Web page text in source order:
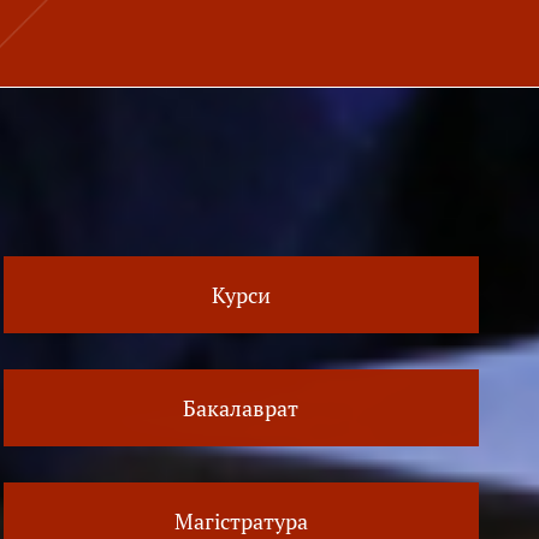
Курси
Бакалаврат
Магістратура